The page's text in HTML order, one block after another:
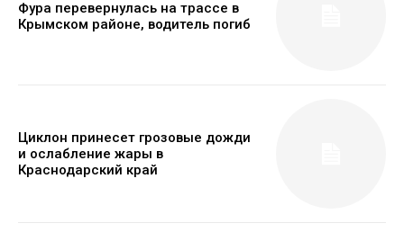
Фура перевернулась на трассе в
Крымском районе, водитель погиб
Циклон принесет грозовые дожди
и ослабление жары в
Краснодарский край